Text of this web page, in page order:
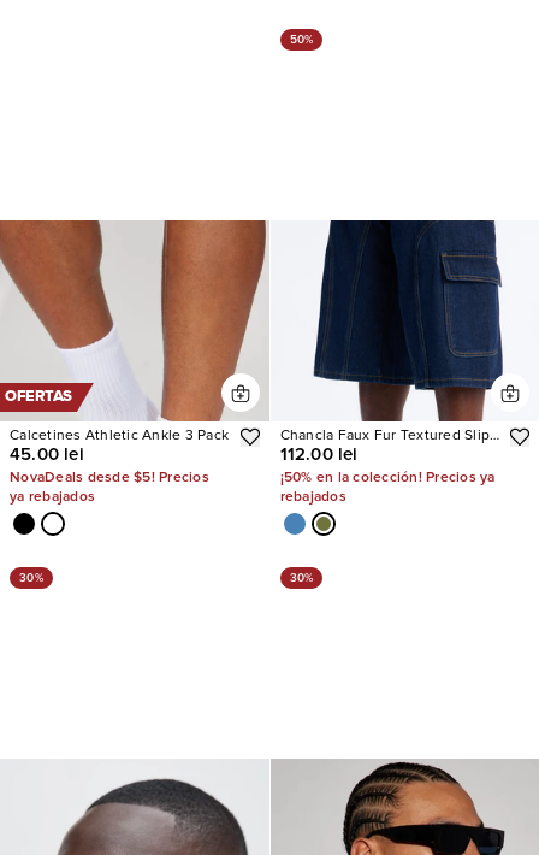
OFERTAS
Calcetines Athletic Ankle 3 Pack
45.00 lei
NovaDeals desde $5! Precios
ya rebajados
50%
Chancla Faux Fur Textured Slip
On
112.00 lei
¡50% en la colección! Precios ya
rebajados
30% 30%